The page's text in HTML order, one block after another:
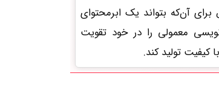
آن‌که بتواند یک ابرمحتوای
معمولی را در خود تقویت
کیفیت تولید کند.